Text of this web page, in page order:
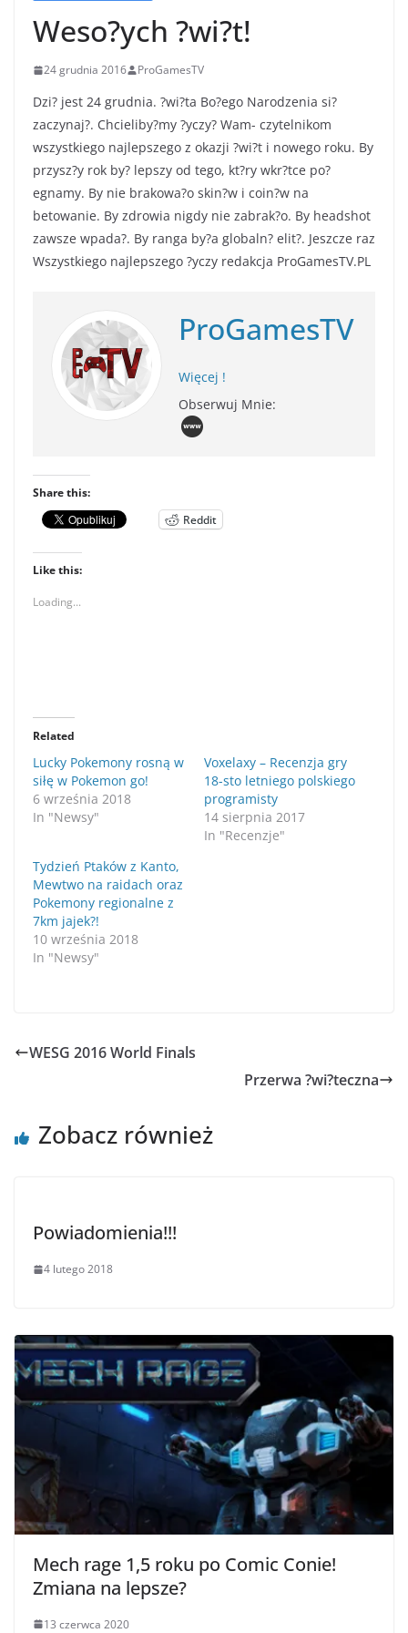
Weso?ych ?wi?t!
24 grudnia 2016 ProGamesTV
Dzi? jest 24 grudnia. ?wi?ta Bo?ego Narodzenia si?
zaczynaj?. Chcieliby?my ?yczy? Wam- czytelnikom
wszystkiego najlepszego z okazji ?wi?t i nowego roku. By
przysz?y rok by? lepszy od tego, kt?ry wkr?tce po?
egnamy. By nie brakowa?o skin?w i coin?w na
betowanie. By zdrowia nigdy nie zabrak?o. By headshot
zawsze wpada?. By ranga by?a globaln? elit?. Jeszcze raz
Wszystkiego najlepszego ?yczy redakcja ProGamesTV.PL
ProGamesTV
Więcej !
Obserwuj Mnie:
Share this:
Reddit
Like this:
Loading...
Related
Lucky Pokemony rosną w
siłę w Pokemon go!
6 września 2018
In "Newsy"
Voxelaxy – Recenzja gry
18-sto letniego polskiego
programisty
14 sierpnia 2017
In "Recenzje"
Tydzień Ptaków z Kanto,
Mewtwo na raidach oraz
Pokemony regionalne z
7km jajek?!
10 września 2018
In "Newsy"
WESG 2016 World Finals
Przerwa ?wi?teczna
Zobacz również
Powiadomienia!!!
4 lutego 2018
Mech rage 1,5 roku po Comic Conie!
Zmiana na lepsze?
13 czerwca 2020